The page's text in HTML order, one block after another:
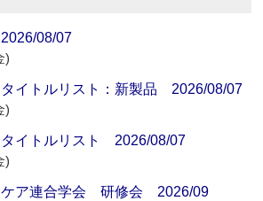
08/07
)
イトルリスト：新製品 2026/08/07
)
タイトルリスト 2026/08/07
)
ケア連合学会 研修会 2026/09